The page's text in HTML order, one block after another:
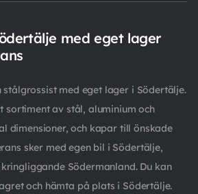
med eget lager
stålgrossist med eget lager i Södertälje.
sortiment av stål, aluminium och
dimensioner, och kapar till önskade
sker med egen bil i Södertälje,
Södermanland. Du kan
och hämta på plats i Södertälje.